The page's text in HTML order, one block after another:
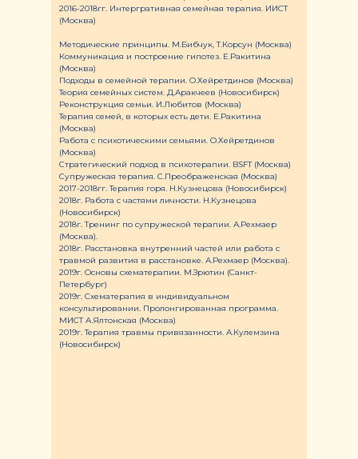
2016-2018гг. Интергративная семейная терапия. ИИСТ
(Москва)
Методические принципы. М.Бибчук, Т.Корсун (Москва)
Коммуникация и построение гипотез. Е.Ракитина
(Москва)
Подходы в семейной терапии. О.Хейретдинов (Москва)
Теория семейных систем. Д.Аракчеев (Новосибирск)
Реконструкция семьи. И.Любитов (Москва)
Терапия семей, в которых есть дети. Е.Ракитина
(Москва)
Работа с психотическими семьями. О.Хейретдинов
(Москва)
Стратегический подход в психотерапии. BSFT (Москва)
Супружеская терапия. С.Преображенская (Москва)
2017-2018гг. Терапия горя. Н.Кузнецова (Новосибирск)
2018г. Работа с частями личности. Н.Кузнецова
(Новосибирск)
2018г. Тренинг по супружеской терапии. А.Рехмаер
(Москва).
2018г. Расстановка внутренний частей или работа с
травмой развития в расстановке. А.Рехмаер (Москва).
2019г. Основы схематерапии. М.Зрютин (Санкт-
Петербург)
2019г. Схематерапия в индивидуальном
консультировании. Пролонгированная программа.
МИСТ А.Ялтонская (Москва)
2019г. Терапия травмы привязанности. А.Кулемзина
(Новосибирск)